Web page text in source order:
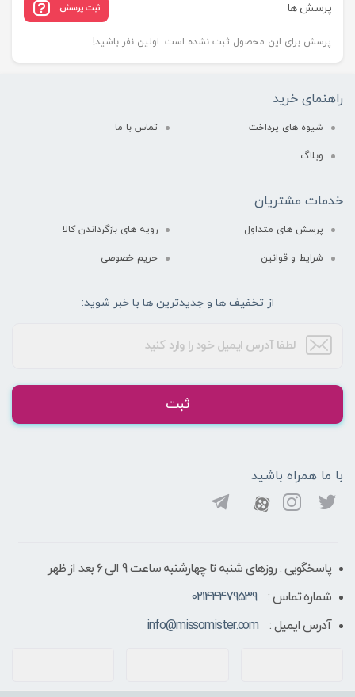
پرسش ها ثبت پرسش
پرسش برای این محصول ثبت نشده است. اولین نفر باشید!
راهنمای خرید
شیوه های پرداخت تماس با ما
وبلاگ
خدمات مشتریان
پرسش های متداول رویه های بازگرداندن کالا
شرایط و قوانین حریم خصوصی
از تخفیف ها و جدیدترین ها با خبر شوید:
ثبت
با ما همراه باشید
پاسخگویی : روزهای شنبه تا چهارشنبه ساعت 9 الی ۶ بعد از ظهر
شماره تماس :
02144479539
آدرس ایمیل :
info@missomister.com